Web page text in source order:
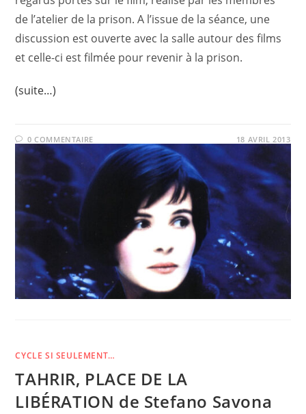
de l’atelier de la prison. A l’issue de la séance, une
discussion est ouverte avec la salle autour des films
et celle-ci est filmée pour revenir à la prison.
(suite…)
0 COMMENTAIRE 18 AVRIL 2013
CYCLE SI SEULEMENT…
TAHRIR, PLACE DE LA
LIBÉRATION de Stefano Savona